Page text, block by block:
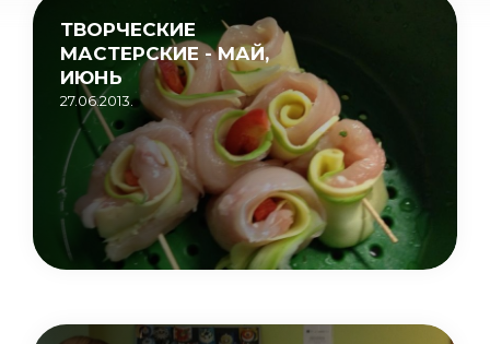
ТВОРЧЕСКИЕ
МАСТЕРСКИЕ - МАЙ,
ИЮНЬ
27.06.2013.